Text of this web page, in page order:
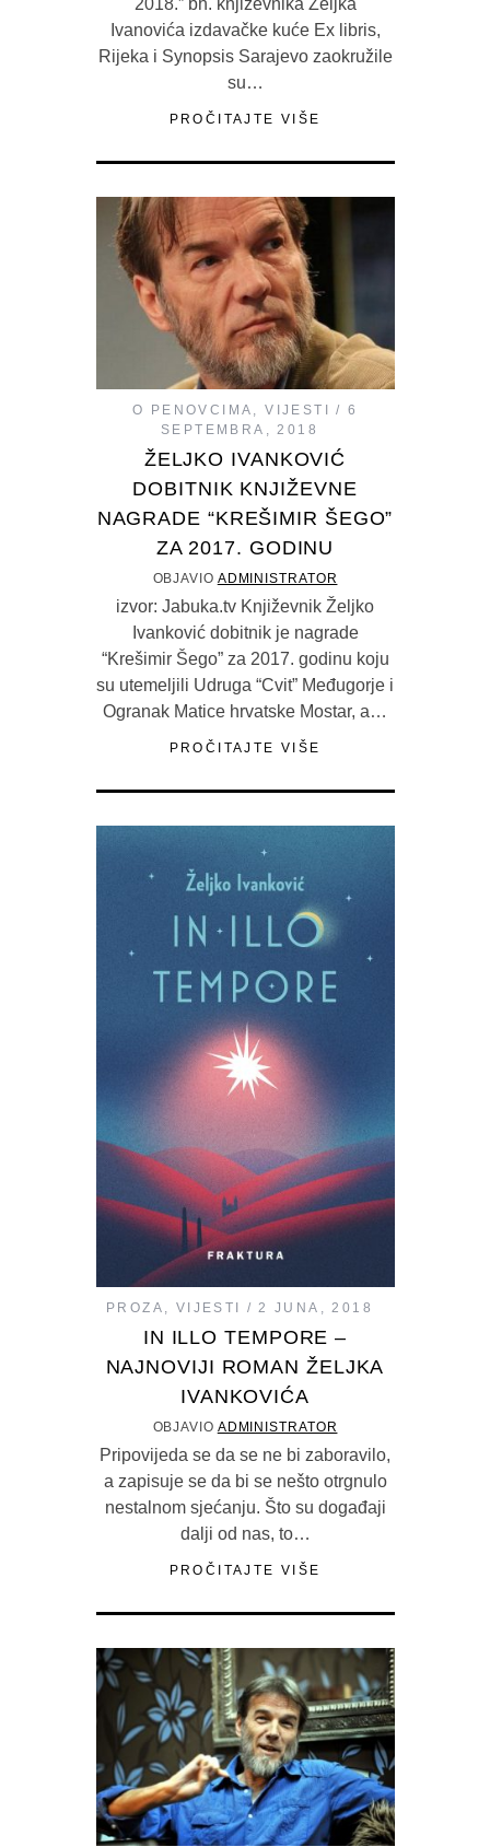
Ivanovića izdavačke kuće Ex libris,
Rijeka i Synopsis Sarajevo zaokružile
su…
PROČITAJTE VIŠE
O PENOVCIMA ,VIJESTI
6
SEPTEMBRA, 2018
ŽELJKO IVANKOVIĆ
DOBITNIK KNJIŽEVNE
NAGRADE “KREŠIMIR ŠEGO”
ZA 2017. GODINU
OBJAVIO ADMINISTRATOR
izvor: Jabuka.tv Književnik Željko
Ivanković dobitnik je nagrade
“Krešimir Šego” za 2017. godinu koju
su utemeljili Udruga “Cvit” Međugorje i
Ogranak Matice hrvatske Mostar, a…
PROČITAJTE VIŠE
PROZA VIJESTI 2 JUNA, 2018
IN ILLO TEMPORE –
NAJNOVIJI ROMAN ŽELJKA
IVANKOVIĆA
OBJAVIO ADMINISTRATOR
Pripovijeda se da se ne bi zaboravilo,
a zapisuje se da bi se nešto otrgnulo
nestalnom sjećanju. Što su događaji
dalji od nas, to…
PROČITAJTE VIŠE